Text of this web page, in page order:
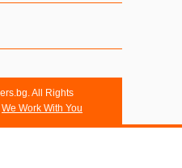
All Rights
We Work With You